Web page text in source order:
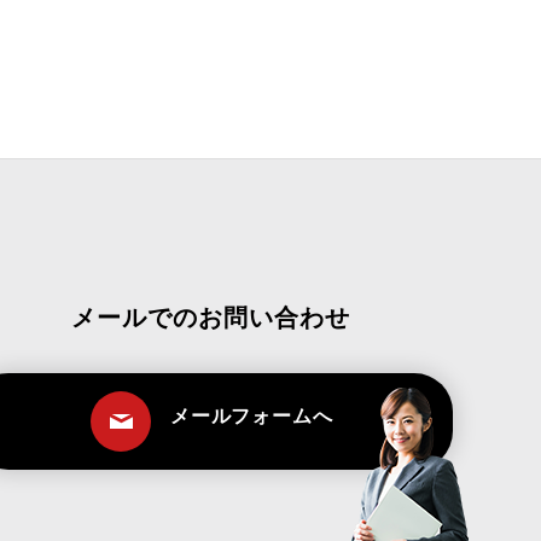
メールでのお問い合わせ
メールフォームへ